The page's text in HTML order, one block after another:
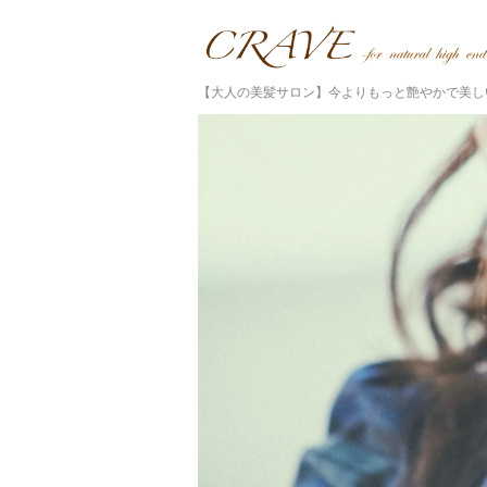
【大人の美髪サロン】今よりもっと艶やかで美